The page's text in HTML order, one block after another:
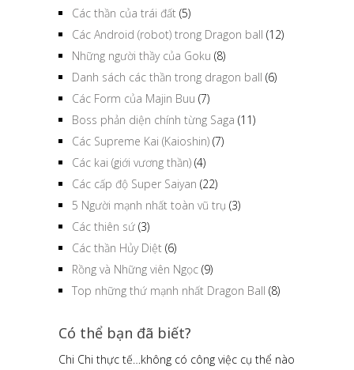
Các thần của trái đất (5)
Các Android (robot) trong Dragon ball (12)
Những người thầy của Goku (8)
Danh sách các thần trong dragon ball (6)
Các Form của Majin Buu (7)
Boss phản diện chính từng Saga (11)
Các Supreme Kai (Kaioshin) (7)
Các kai (giới vương thần) (4)
Các cấp độ Super Saiyan (22)
5 Người mạnh nhất toàn vũ trụ (3)
Các thiên sứ (3)
Các thần Hủy Diệt (6)
Rồng và Những viên Ngọc (9)
Top những thứ mạnh nhất Dragon Ball (8)
Có thể bạn đã biết?
Chi Chi thực tế…không có công việc cụ thể nào